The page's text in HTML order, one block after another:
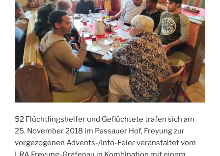
52 Flüchtlingshelfer und Geflüchtete trafen sich am
25. November 2018 im Passauer Hof, Freyung zur
vorgezogenen Advents-/Info-Feier veranstaltet vom